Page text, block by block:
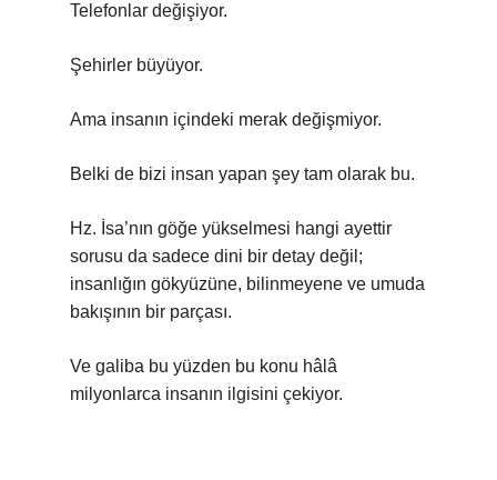
Telefonlar değişiyor.
Şehirler büyüyor.
Ama insanın içindeki merak değişmiyor.
Belki de bizi insan yapan şey tam olarak bu.
Hz. İsa’nın göğe yükselmesi hangi ayettir
sorusu da sadece dini bir detay değil;
insanlığın gökyüzüne, bilinmeyene ve umuda
bakışının bir parçası.
Ve galiba bu yüzden bu konu hâlâ
milyonlarca insanın ilgisini çekiyor.